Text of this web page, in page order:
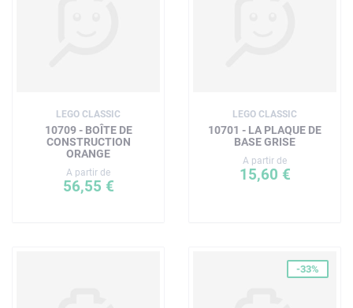
LEGO CLASSIC
10709 - BOÎTE DE
CONSTRUCTION
ORANGE
A partir de
56,55 €
LEGO CLASSIC
10701 - LA PLAQUE DE
BASE GRISE
A partir de
15,60 €
-33%